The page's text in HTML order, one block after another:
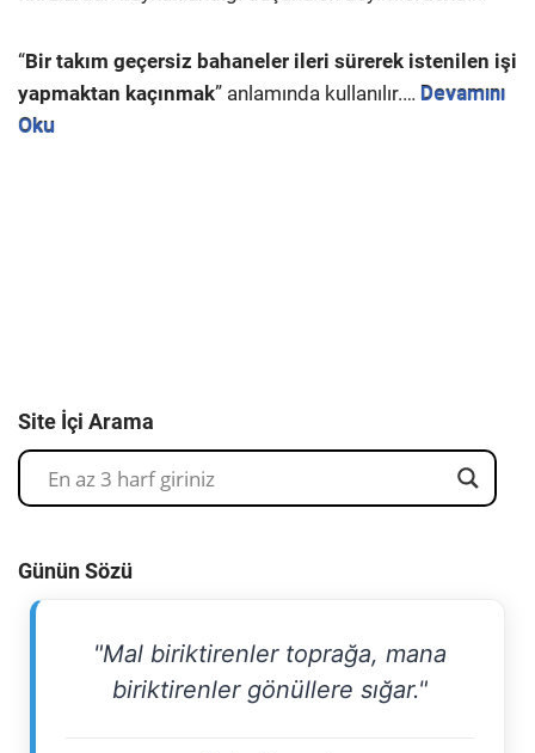
“Bir takım geçersiz bahaneler ileri sürerek istenilen işi
yapmaktan kaçınmak” anlamında kullanılır.… Devamını
Oku
Site İçi Arama
Günün Sözü
"Mal biriktirenler toprağa, mana
biriktirenler gönüllere sığar."